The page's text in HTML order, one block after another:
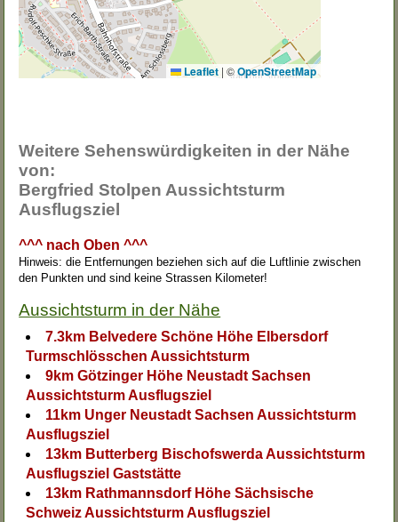
Leaflet | ©OpenStreetMap
Weitere Sehenswürdigkeiten in der Nähe
von:
Bergfried Stolpen Aussichtsturm
Ausflugsziel
^^^ nach Oben ^^^
Hinweis: die Entfernungen beziehen sich auf die Luftlinie zwischen
den Punkten und sind keine Strassen Kilometer!
Aussichtsturm in der Nähe
7.3km Belvedere Schöne Höhe Elbersdorf
Turmschlösschen Aussichtsturm
9km Götzinger Höhe Neustadt Sachsen
Aussichtsturm Ausflugsziel
11km Unger Neustadt Sachsen Aussichtsturm
Ausflugsziel
13km Butterberg Bischofswerda Aussichtsturm
Ausflugsziel Gaststätte
13km Rathmannsdorf Höhe Sächsische
Schweiz Aussichtsturm Ausflugsziel